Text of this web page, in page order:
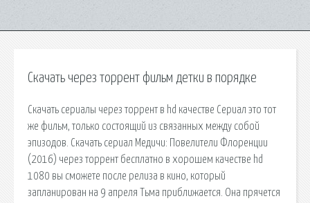
Скачать через торрент фильм детки в порядке
Скачать сериалы через торрент в hd качестве Сериал это тот
же фильм, только состоящий из связанных между собой
эпизодов. Скачать сериал Медичи: Повелители Флоренции
(2016) через торрент бесплатно в хорошем качестве hd
1080 вы сможете после релиза в кино, который
запланирован на 9 апреля Тьма приближается. Она прячется